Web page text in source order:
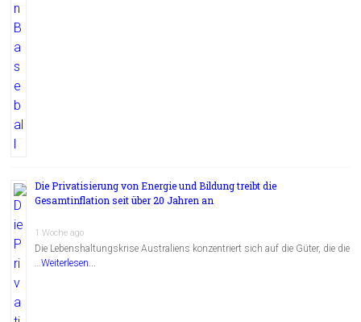
Die Privatisierung von Energie und Bildung treibt die
Gesamtinflation seit über 20 Jahren an
1 Woche ago
Die Lebenshaltungskrise Australiens konzentriert sich auf die Güter, die die
…Weiterlesen...